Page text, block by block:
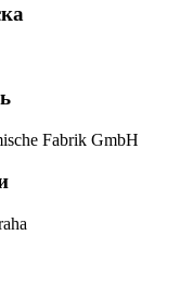
Fabrik GmbH